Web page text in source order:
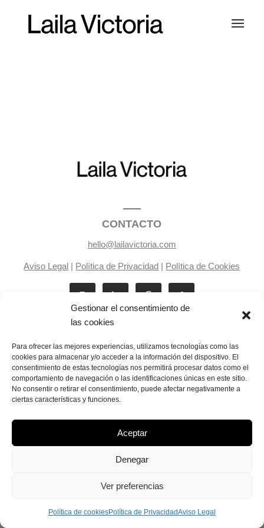
Gestionar el consentimiento de
las cookies
Para ofrecer las mejores experiencias, utilizamos tecnologías como las
cookies para almacenar y/o acceder a la información del dispositivo. El
consentimiento de estas tecnologías nos permitirá procesar datos como el
comportamiento de navegación o las identificaciones únicas en este sitio.
No consentir o retirar el consentimiento, puede afectar negativamente a
ciertas características y funciones.
Aceptar
Denegar
Ver preferencias
Política de cookiesPolítica de PrivacidadAviso Legal
CONTACTO
hello@lailavictoria.com
Aviso Legal | Política de Privacidad | Política de Cookies
Laila Victoria © copyright 2025